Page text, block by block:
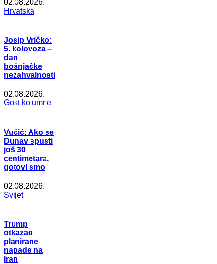
02.08.2026.
Hrvatska
Josip Vričko:
5. kolovoza –
dan
bošnjačke
nezahvalnosti
02.08.2026.
Gost kolumne
Vučić: Ako se
Dunav spusti
još 30
centimetara,
gotovi smo
02.08.2026.
Svijet
Trump
otkazao
planirane
napade na
Iran